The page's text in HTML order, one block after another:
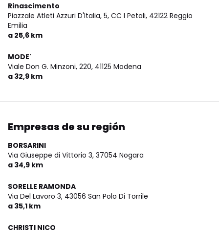
Rinascimento
Piazzale Atleti Azzuri D'Italia, 5, CC I Petali, 42122 Reggio
Emilia
a 25,6 km
MODE'
Viale Don G. Minzoni, 220, 41125 Modena
a 32,9 km
Empresas de su región
BORSARINI
Via Giuseppe di Vittorio 3, 37054 Nogara
a 34,9 km
SORELLE RAMONDA
Via Del Lavoro 3, 43056 San Polo Di Torrile
a 35,1 km
CHRISTI NICO